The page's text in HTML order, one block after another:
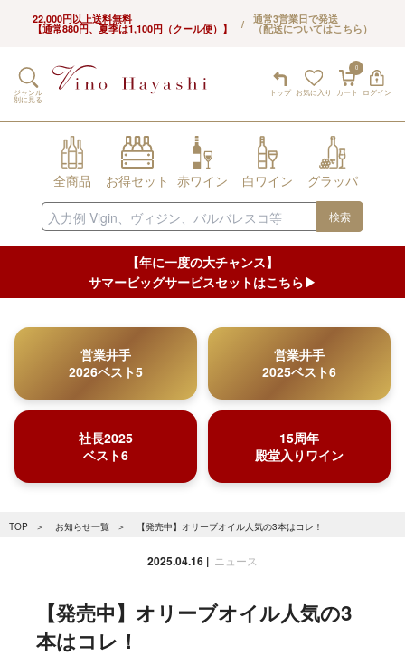
22,000円以上送料無料
【通常880円、夏季は1,100円（クール便）】 / 通常3営業日で発送
（配送についてはこちら）
トップ お気に入り
0
カート ログイン
ジャンル
別に見る
全商品 お得セット 赤ワイン 白ワイン グラッパ
検索
【年に一度の大チャンス】
サマービッグサービスセットはこちら▶︎
営業井手
2026ベスト5
営業井手
2025ベスト6
社長2025
ベスト6
15周年
殿堂入りワイン
TOP お知らせ一覧 【発売中】オリーブオイル人気の3本はコレ！
2025.04.16 ニュース
【発売中】オリーブオイル人気の3
本はコレ！